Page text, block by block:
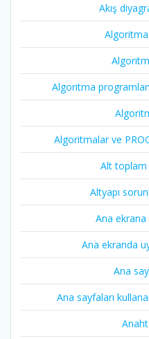
Akış
Algoritma
Algoritmalar ve
Alt toplam
Altyapı
Ana ekrana
Ana ekranda
Ana
Ana sayfaları